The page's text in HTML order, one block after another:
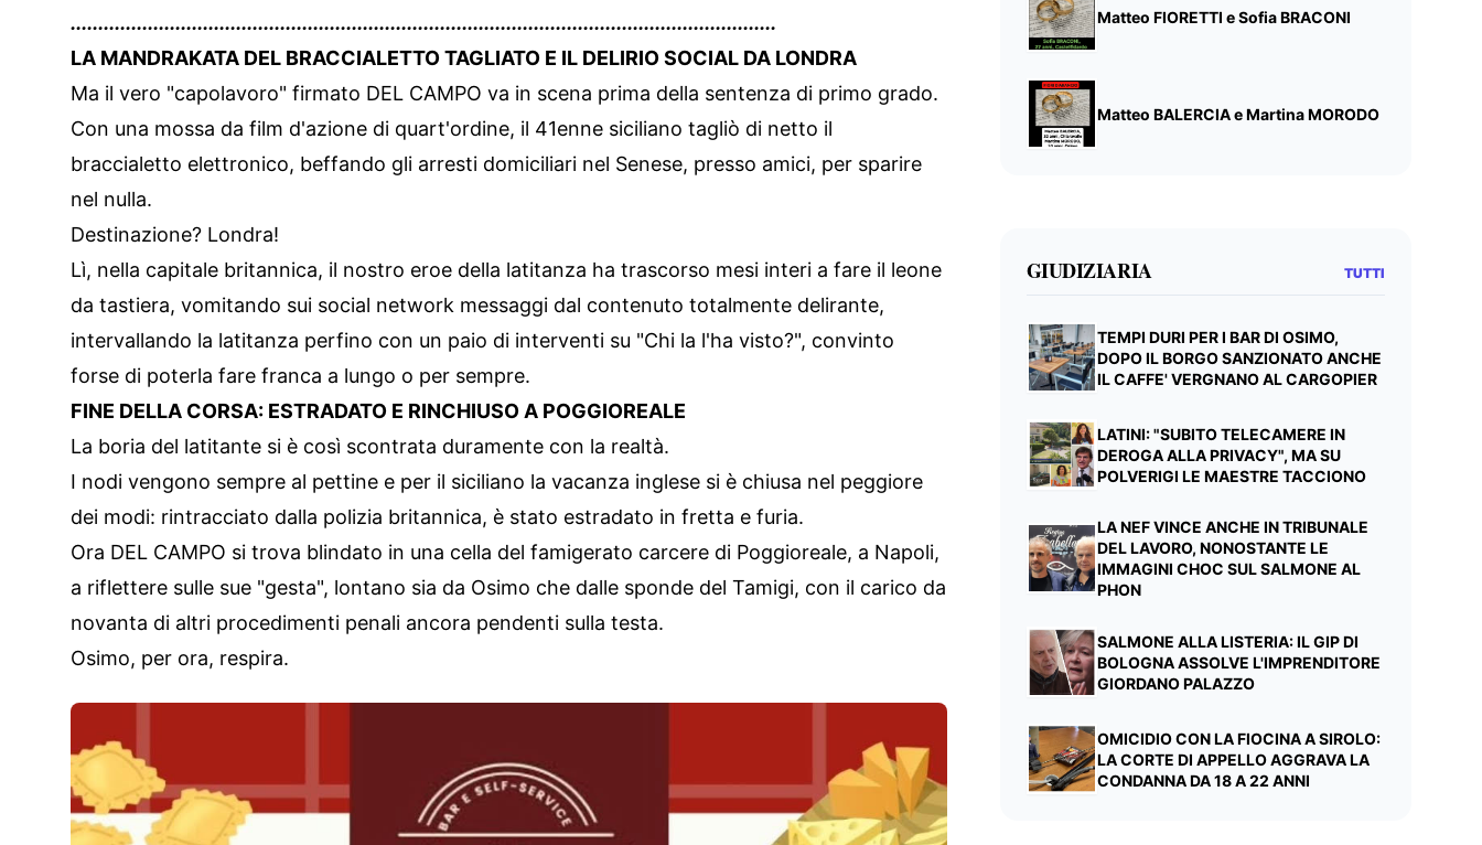
................................................................................................................................
LA MANDRAKATA DEL BRACCIALETTO TAGLIATO E IL DELIRIO SOCIAL DA LONDRA
Ma il vero "capolavoro" firmato DEL CAMPO va in scena prima della sentenza di primo grado.
Con una mossa da film d'azione di quart'ordine, il 41enne siciliano tagliò di netto il
braccialetto elettronico, beffando gli arresti domiciliari nel Senese, presso amici, per sparire
nel nulla.
Destinazione? Londra!
Lì, nella capitale britannica, il nostro eroe della latitanza ha trascorso mesi interi a fare il leone
da tastiera, vomitando sui social network messaggi dal contenuto totalmente delirante,
intervallando la latitanza perfino con un paio di interventi su "Chi la l'ha visto?", convinto
forse di poterla fare franca a lungo o per sempre.
FINE DELLA CORSA: ESTRADATO E RINCHIUSO A POGGIOREALE
La boria del latitante si è così scontrata duramente con la realtà.
I nodi vengono sempre al pettine e per il siciliano la vacanza inglese si è chiusa nel peggiore
dei modi: rintracciato dalla polizia britannica, è stato estradato in fretta e furia.
Ora DEL CAMPO si trova blindato in una cella del famigerato carcere di Poggioreale, a Napoli,
a riflettere sulle sue "gesta", lontano sia da Osimo che dalle sponde del Tamigi, con il carico da
novanta di altri procedimenti penali ancora pendenti sulla testa.
Osimo, per ora, respira.
Matteo FIORETTI e Sofia BRACONI
Matteo BALERCIA e Martina MORODO
GIUDIZIARIA TUTTI
TEMPI DURI PER I BAR DI OSIMO,
DOPO IL BORGO SANZIONATO ANCHE
IL CAFFE' VERGNANO AL CARGOPIER
LATINI: "SUBITO TELECAMERE IN
DEROGA ALLA PRIVACY", MA SU
POLVERIGI LE MAESTRE TACCIONO
LA NEF VINCE ANCHE IN TRIBUNALE
DEL LAVORO, NONOSTANTE LE
IMMAGINI CHOC SUL SALMONE AL
PHON
SALMONE ALLA LISTERIA: IL GIP DI
BOLOGNA ASSOLVE L'IMPRENDITORE
GIORDANO PALAZZO
OMICIDIO CON LA FIOCINA A SIROLO:
LA CORTE DI APPELLO AGGRAVA LA
CONDANNA DA 18 A 22 ANNI